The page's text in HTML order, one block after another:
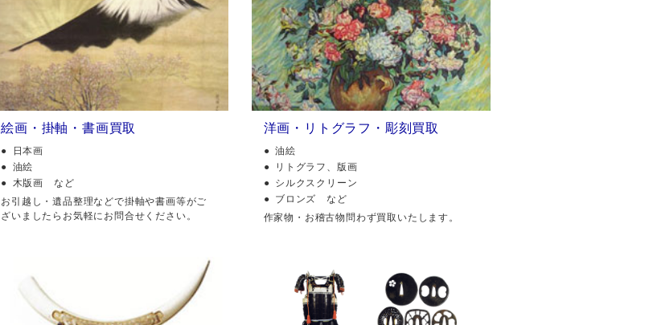
絵画・掛軸・書画買取
日本画
油絵
木版画 など
お引越し・遺品整理などで掛軸や書画等がご
ざいましたらお気軽にお問合せください。
洋画・リトグラフ・彫刻買取
油絵
リトグラフ、版画
シルクスクリーン
ブロンズ など
作家物・お稽古物問わず買取いたします。